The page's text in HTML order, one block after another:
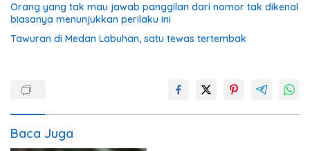
Orang yang tak mau jawab panggilan dari nomor tak dikenal
biasanya menunjukkan perilaku ini
Tawuran di Medan Labuhan, satu tewas tertembak
Baca Juga